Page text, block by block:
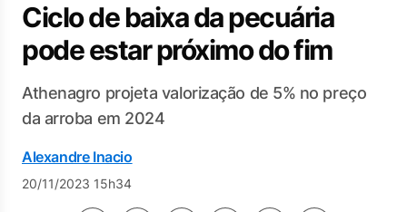
Ciclo de baixa da pecuária
pode estar próximo do fim
Athenagro projeta valorização de 5% no preço
da arroba em 2024
Alexandre Inacio
20/11/2023 15h34